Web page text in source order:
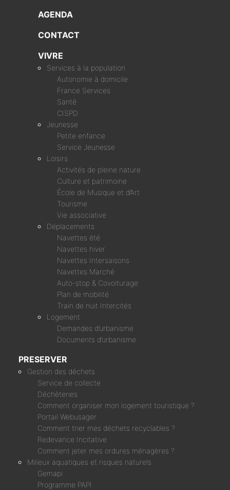
AGENDA
CONTACT
VIVRE
Services à la population
Autonomie à domicile
France Services
Santé
CISPD
Jeunesse
Petite enfance
Service Jeunesse
Loisirs
Activités de pleine nature
Culture et patrimoine
École de Musique et d’Art
Tourisme
Vie associative
Déplacements
Navettes été
Navettes hiver
Navettes Intersaisons
Navettes Marché
Auto-stop & Covoiturage
Plan de mobilité
Train de nuit Intercités
Logement
Demandes d’urbanisme
Documents d’urbanisme
PRESERVER
Gestion des déchets
Service de collecte
Déchèteries
Comment organiser mon logement touristique ?
Portail Webusager
Comment trier mes déchets recyclables ?
Redevance Incitative
Comment jeter mes ordures ménagères ?
Milieux aquatiques et risques naturels
Gemapi
Programme PAPI